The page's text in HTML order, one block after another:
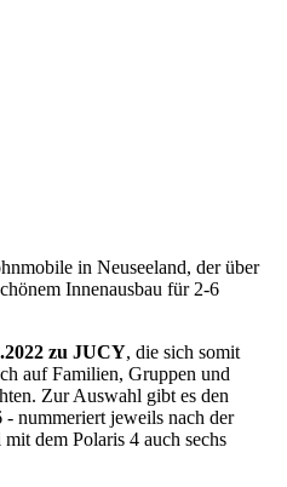
in Neuseeland, der über
Innenausbau für 2-6
zu JUCY, die sich somit
auf Familien, Gruppen und
Zur Auswahl gibt es den
nummeriert jeweils nach der
dem Polaris 4 auch sechs